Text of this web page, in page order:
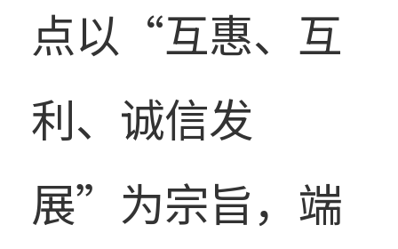
点以“互惠、互
利、诚信发
展”为宗旨，端